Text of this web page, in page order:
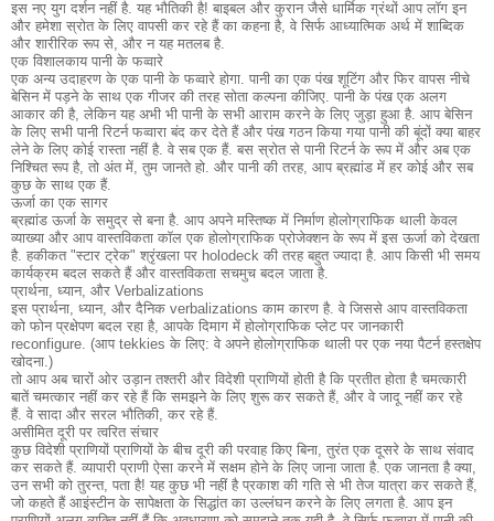
इस नए युग दर्शन नहीं है. यह भौतिकी है! बाइबल और कुरान जैसे धार्मिक ग्रंथों आप लॉग इन
और हमेशा स्रोत के लिए वापसी कर रहे हैं का कहना है, वे सिर्फ आध्यात्मिक अर्थ में शाब्दिक
और शारीरिक रूप से, और न यह मतलब है.
एक विशालकाय पानी के फव्वारे
एक अन्य उदाहरण के एक पानी के फव्वारे होगा. पानी का एक पंख शूटिंग और फिर वापस नीचे
बेसिन में पड़ने के साथ एक गीजर की तरह सोता कल्पना कीजिए. पानी के पंख एक अलग
आकार की है, लेकिन यह अभी भी पानी के सभी आराम करने के लिए जुड़ा हुआ है. आप बेसिन
के लिए सभी पानी रिटर्न फव्वारा बंद कर देते हैं और पंख गठन किया गया पानी की बूंदों क्या बाहर
लेने के लिए कोई रास्ता नहीं है. वे सब एक हैं. बस स्रोत से पानी रिटर्न के रूप में और अब एक
निश्चित रूप है, तो अंत में, तुम जानते हो. और पानी की तरह, आप ब्रह्मांड में हर कोई और सब
कुछ के साथ एक हैं.
ऊर्जा का एक सागर
ब्रह्मांड ऊर्जा के समुद्र से बना है. आप अपने मस्तिष्क में निर्माण होलोग्राफिक थाली केवल
व्याख्या और आप वास्तविकता कॉल एक होलोग्राफिक प्रोजेक्शन के रूप में इस ऊर्जा को देखता
है. हकीकत "स्टार ट्रेक" श्रृंखला पर holodeck की तरह बहुत ज्यादा है. आप किसी भी समय
कार्यक्रम बदल सकते हैं और वास्तविकता सचमुच बदल जाता है.
प्रार्थना, ध्यान, और Verbalizations
इस प्रार्थना, ध्यान, और दैनिक verbalizations काम कारण है. वे जिससे आप वास्तविकता
को फोन प्रक्षेपण बदल रहा है, आपके दिमाग में होलोग्राफिक प्लेट पर जानकारी
reconfigure. (आप tekkies के लिए: वे अपने होलोग्राफिक थाली पर एक नया पैटर्न हस्तक्षेप
खोदना.)
तो आप अब चारों ओर उड़ान तश्तरी और विदेशी प्राणियों होती है कि प्रतीत होता है चमत्कारी
बातें चमत्कार नहीं कर रहे हैं कि समझने के लिए शुरू कर सकते हैं, और वे जादू नहीं कर रहे
हैं. वे सादा और सरल भौतिकी, कर रहे हैं.
असीमित दूरी पर त्वरित संचार
कुछ विदेशी प्राणियों प्राणियों के बीच दूरी की परवाह किए बिना, तुरंत एक दूसरे के साथ संवाद
कर सकते हैं. व्यापारी प्राणी ऐसा करने में सक्षम होने के लिए जाना जाता है. एक जानता है क्या,
उन सभी को तुरन्त, पता है! यह कुछ भी नहीं है प्रकाश की गति से भी तेज यात्रा कर सकते हैं,
जो कहते हैं आइंस्टीन के सापेक्षता के सिद्धांत का उल्लंघन करने के लिए लगता है. आप इन